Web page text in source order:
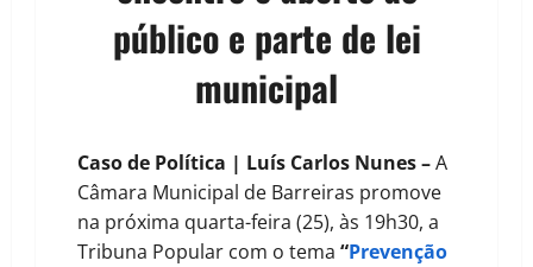
público e parte de lei
municipal
Caso de Política | Luís Carlos Nunes –A
Câmara Municipal de Barreiras promove
na próxima quarta-feira (25), às 19h30, a
Tribuna Popular com o tema “Prevenção